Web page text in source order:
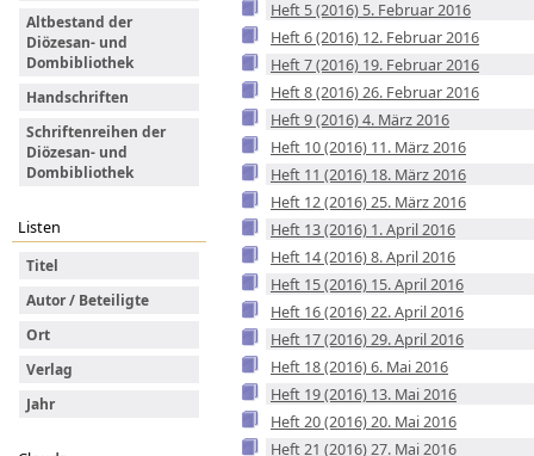
Altbestand der
Diözesan- und
Dombibliothek
Handschriften
Schriftenreihen der
Diözesan- und
Dombibliothek
Listen
Titel
Autor / Beteiligte
Ort
Verlag
Jahr
Heft 5 (2016) 5. Februar 2016
Heft 6 (2016) 12. Februar 2016
Heft 7 (2016) 19. Februar 2016
Heft 8 (2016) 26. Februar 2016
Heft 9 (2016) 4. März 2016
Heft 10 (2016) 11. März 2016
Heft 11 (2016) 18. März 2016
Heft 12 (2016) 25. März 2016
Heft 13 (2016) 1. April 2016
Heft 14 (2016) 8. April 2016
Heft 15 (2016) 15. April 2016
Heft 16 (2016) 22. April 2016
Heft 17 (2016) 29. April 2016
Heft 18 (2016) 6. Mai 2016
Heft 19 (2016) 13. Mai 2016
Heft 20 (2016) 20. Mai 2016
Heft 21 (2016) 27. Mai 2016